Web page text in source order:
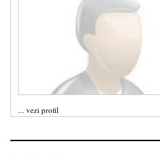
... vezi profil